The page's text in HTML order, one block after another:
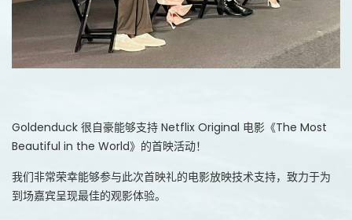
Goldenduck 很自豪能够支持 Netflix Original 电影《The Most
Beautiful in the World》的首映活动！
我们非常荣幸能够参与此次首映礼的电影放映技术支持，致力于为
到场嘉宾呈现最佳的观影体验。